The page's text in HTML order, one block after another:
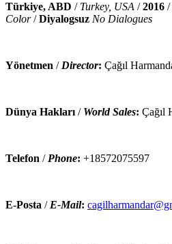
Türkiye, ABD /Turkey, USA /2016 /
Color/Diyalogsuz No Dialogues
Yönetmen / Director: Çağıl
Dünya Hakları / World Sales: Çağıl
Telefon / Phone: +18572075597
E-Posta / E-Mail: